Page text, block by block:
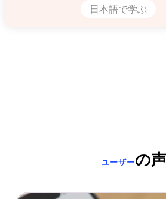
日本語で学ぶ
ユーザーの声